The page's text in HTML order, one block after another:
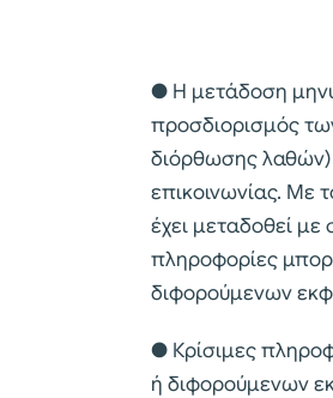
● Η μετάδοση
προσδιορισμός
διόρθωσης λαθών)
επικοινωνίας. Με
έχει μεταδοθεί με
πληροφορίες
διφορούμενων
● Κρίσιμες
ή διφορούμενων